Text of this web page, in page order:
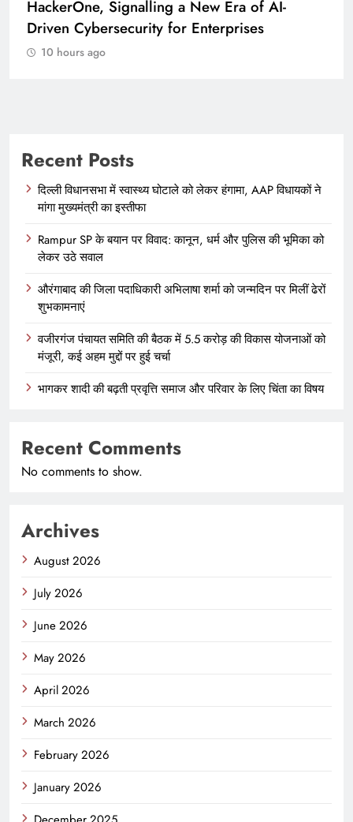
of AI-
To Launch Participating
10 hours ago
Recent Posts
दिल्ली विधानसभा में स्वास्थ्य घोटाले को लेकर हंगामा, AAP विधायकों ने
मांगा मुख्यमंत्री का इस्तीफा
Rampur SP के बयान पर विवाद: कानून, धर्म और पुलिस की भूमिका को
लेकर उठे सवाल
औरंगाबाद की जिला पदाधिकारी अभिलाषा शर्मा को जन्मदिन पर मिलीं ढेरों
शुभकामनाएं
वजीरगंज पंचायत समिति की बैठक में 5.5 करोड़ की विकास योजनाओं को
मंजूरी, कई अहम मुद्दों पर हुई चर्चा
भागकर शादी की बढ़ती प्रवृत्ति समाज और परिवार के लिए चिंता का विषय
Recent Comments
No comments to show.
Archives
August 2026
July 2026
June 2026
May 2026
April 2026
March 2026
February 2026
January 2026